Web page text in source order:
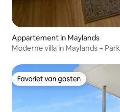
Appartement in Maylands
Moderne villa in Maylands +
Favoriet van gasten
Favoriet van gasten